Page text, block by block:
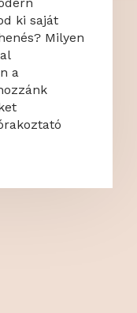
ki saját
Milyen
a